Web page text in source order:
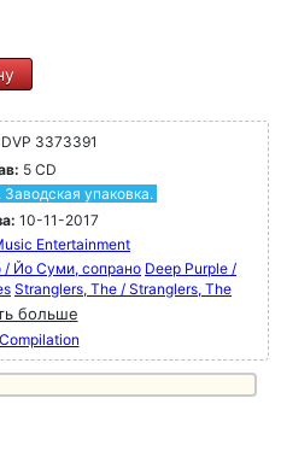
3373391
5 CD
Заводская упаковка.
10-11-2017
Entertainment
/ Йо Суми, сопрано Deep Purple /
Stranglers, The / Stranglers, The
больше
Compilation